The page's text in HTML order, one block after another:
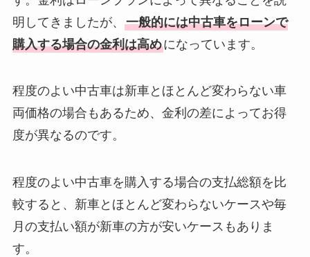
明してきましたが、 一般的には中古車をローンで
購入する場合の金利は高めになっています。
程度のよい中古車は新車とほとんど変わらない車
両価格の場合もあるため、金利の差によってお得
度が異なるのです。
程度のよい中古車を購入する場合の支払総額を比
較すると、新車とほとんど変わらないケースや毎
月の支払い額が新車の方が安いケースもありま
す。